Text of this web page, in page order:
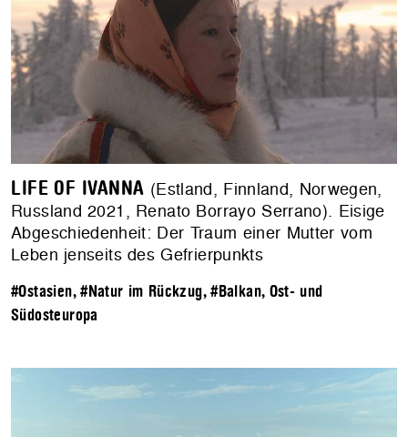
LIFE OF IVANNA (Estland, Finnland, Norwegen,
Russland 2021, Renato Borrayo Serrano). Eisige
Abgeschiedenheit: Der Traum einer Mutter vom
Leben jenseits des Gefrierpunkts
#Ostasien,#Natur im Rückzug,#Balkan, Ost- und
Südosteuropa